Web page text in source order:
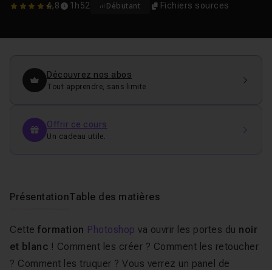
4.75 4,8 1h52 Débutant Fichiers sources
Découvrez nos abos
Tout apprendre, sans limite
Offrir ce cours
Un cadeau utile.
PrésentationTable des matières
Cette formation Photoshop va ouvrir les portes du noir
et blanc ! Comment les créer ? Comment les retoucher
? Comment les truquer ? Vous verrez un panel de